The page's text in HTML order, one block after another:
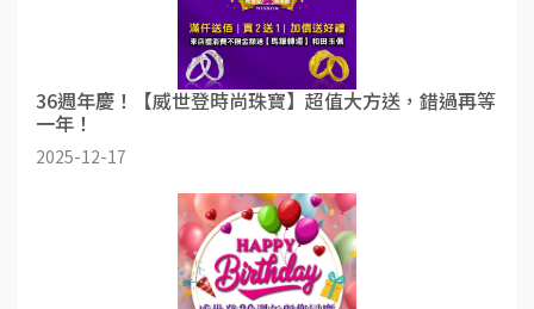
36週年慶！【威世登時尚珠寶】超值大方送，錯過再等
一年！
2025-12-17